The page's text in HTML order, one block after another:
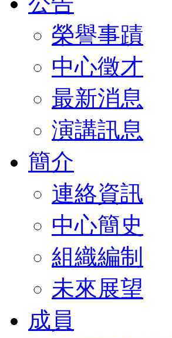
榮譽事蹟
中心徵才
最新消息
演講訊息
簡介
連絡資訊
中心簡史
組織編制
未來展望
成員